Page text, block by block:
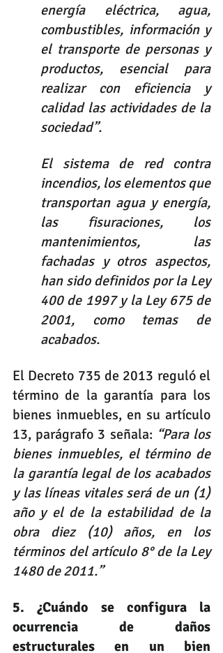
energía eléctrica, agua,
combustibles, información y
el transporte de personas y
productos, esencial para
realizar con eficiencia y
calidad las actividades de la
sociedad”.
El sistema de red contra
incendios, los elementos que
transportan agua y energía,
las fisuraciones, los
mantenimientos, las
fachadas y otros aspectos,
han sido definidos por la Ley
400 de 1997 y la Ley 675 de
2001, como temas de
acabados.
El Decreto 735 de 2013 reguló el
término de la garantía para los
bienes inmuebles, en su artículo
13, parágrafo 3 señala: “Para los
bienes inmuebles, el término de
la garantía legal de los acabados
y las líneas vitales será de un (1)
año y el de la estabilidad de la
obra diez (10) años, en los
términos del artículo 8° de la Ley
1480 de 2011.”
5. ¿Cuándo se configura la
ocurrencia de daños
estructurales en un bien